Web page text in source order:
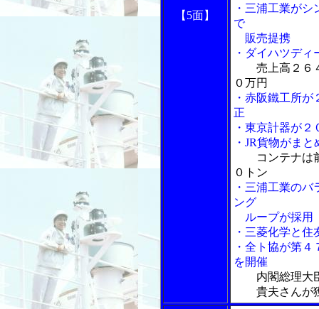
【5面】
・三浦工業が
で
販売提携
・ダイハツデ
売上高２６
０万円
・赤阪鐵工所
正
・東京計器が
・JR貨物がま
コンテナは
０トン
・三浦工業の
ング
ループが採用
・三菱化学と
・全ト協が第
を開催
内閣総理大
貴夫さんが